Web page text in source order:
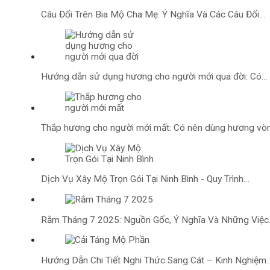
Câu Đối Trên Bia Mộ Cha Mẹ: Ý Nghĩa Và Các Câu Đối…
Hướng dẫn sử dụng hương cho người mới qua đời: Có…
Thắp hương cho người mới mất: Có nên dùng hương
Dịch Vụ Xây Mộ Trọn Gói Tại Ninh Bình - Quy Trình…
Rằm Tháng 7 2025: Nguồn Gốc, Ý Nghĩa Và Những Việc…
Hướng Dẫn Chi Tiết Nghi Thức Sang Cát – Kinh Nghiệm…